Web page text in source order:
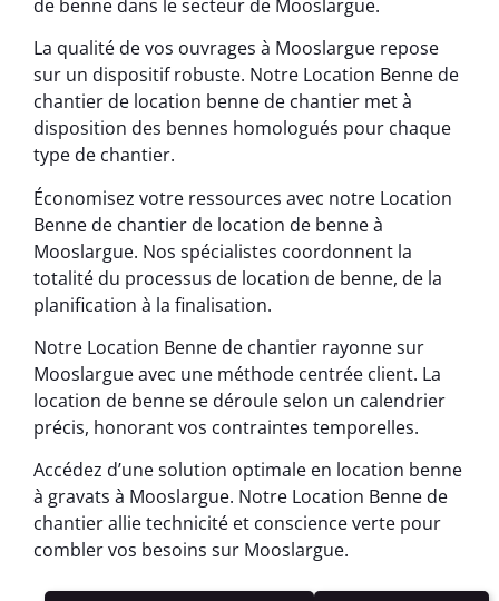
de benne dans le secteur de Mooslargue.
La qualité de vos ouvrages à Mooslargue repose
sur un dispositif robuste. Notre Location Benne de
chantier de location benne de chantier met à
disposition des bennes homologués pour chaque
type de chantier.
Économisez votre ressources avec notre Location
Benne de chantier de location de benne à
Mooslargue. Nos spécialistes coordonnent la
totalité du processus de location de benne, de la
planification à la finalisation.
Notre Location Benne de chantier rayonne sur
Mooslargue avec une méthode centrée client. La
location de benne se déroule selon un calendrier
précis, honorant vos contraintes temporelles.
Accédez d’une solution optimale en location benne
à gravats à Mooslargue. Notre Location Benne de
chantier allie technicité et conscience verte pour
combler vos besoins sur Mooslargue.